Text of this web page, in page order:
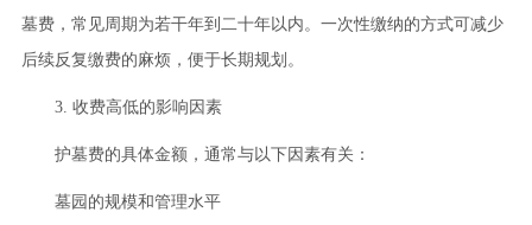
墓费，常见周期为若干年到二十年以内。一次性缴纳的方式可减少
后续反复缴费的麻烦，便于长期规划。
3. 收费高低的影响因素
护墓费的具体金额，通常与以下因素有关：
墓园的规模和管理水平